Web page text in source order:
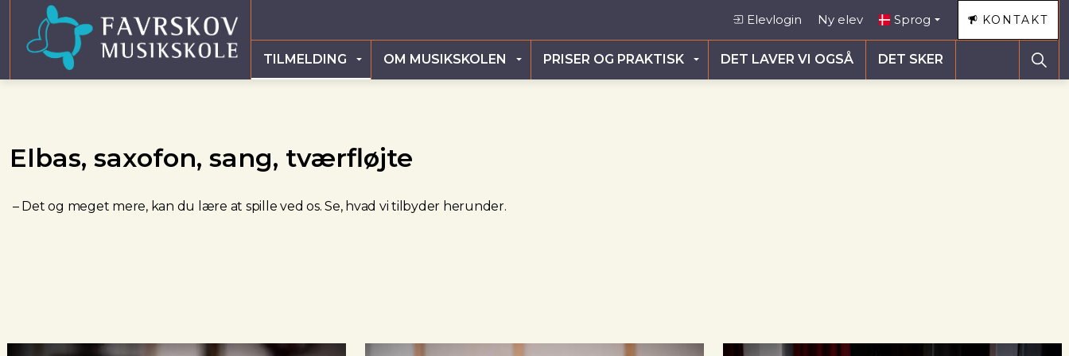
TILMELDING OM MUSIKSKOLEN PRISER OG PRAKTISK DET LAVER VI OGSÅ DET SKER
Elevlogin Ny elev Sprog KONTAKT
Elbas, saxofon, sang, tværfløjte
– Det og meget mere, kan du lære at spille ved os. Se, hvad vi tilbyder herunder.